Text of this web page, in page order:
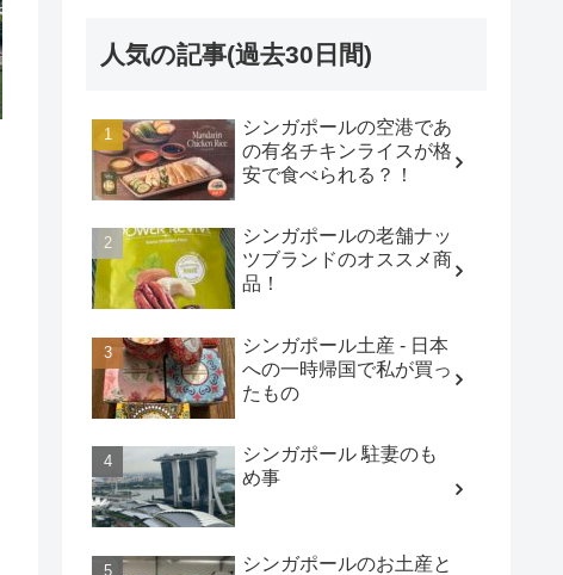
人気の記事(過去30日間)
シンガポールの空港であ
の有名チキンライスが格
安で食べられる？！
シンガポールの老舗ナッ
ツブランドのオススメ商
品！
シンガポール土産 - 日本
への一時帰国で私が買っ
たもの
シンガポール 駐妻のも
め事
シンガポールのお土産と